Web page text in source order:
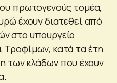
πρωτογενούς τομέα,
έχουν διατεθεί από
στο υπουργείο
Τροφίμων, κατά τα έτη
των κλάδων που έχουν